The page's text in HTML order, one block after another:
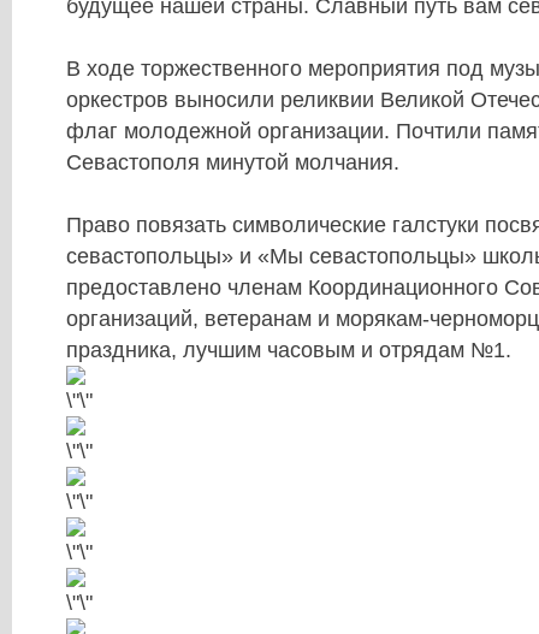
будущее нашей страны. Славный путь вам
В ходе торжественного мероприятия под
оркестров выносили реликвии Великой
флаг молодежной организации. Почтили
Севастополя минутой молчания.
Право повязать символические галстуки
севастопольцы» и «Мы севастопольцы»
предоставлено членам Координационного
организаций, ветеранам и морякам-
праздника, лучшим часовым и отрядам №1.